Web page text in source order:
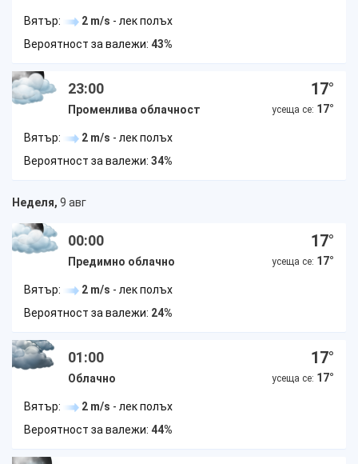
Вятър: 2 m/s - лек полъх
Вероятност за валежи: 43%
23:00
Променлива облачност
17°
усеща се: 17°
Вятър: 2 m/s - лек полъх
Вероятност за валежи: 34%
Неделя, 9 авг
00:00
Предимно облачно
17°
усеща се: 17°
Вятър: 2 m/s - лек полъх
Вероятност за валежи: 24%
01:00
Облачно
17°
усеща се: 17°
Вятър: 2 m/s - лек полъх
Вероятност за валежи: 44%